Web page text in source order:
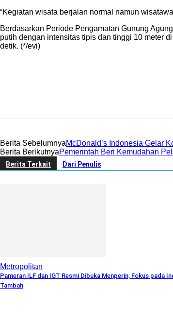
“Kegiatan wisata berjalan normal namun
Berdasarkan Periode Pengamatan Gunung
putih dengan intensitas tipis dan tinggi 10 meter
detik. (*/evi)
Berita SebelumnyaMcDonald’s Indonesia Gelar
Berita BerikutnyaPemerintah Beri Kemudahan
Berita Terkait Dari Penulis
Metropolitan
Pameran ILF dan IGT Resmi Dibuka Menperin, Fokus pada
Tambah